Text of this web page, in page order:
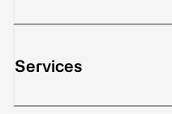
Services